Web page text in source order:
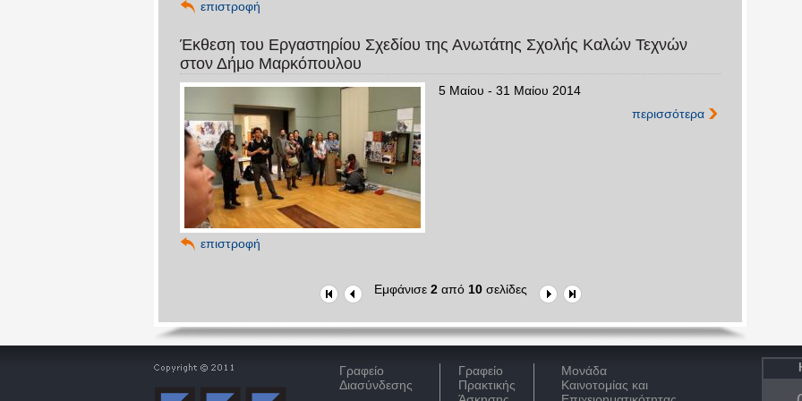
επιστροφή
Έκθεση του Εργαστηρίου Σχεδίου της Ανωτάτης Σχολής Καλών Τεχνών
στον Δήμο Μαρκόπουλου
5 Μαίου - 31 Μαίου 2014
περισσότερα
επιστροφή
Εμφάνισε 2από 10σελίδες
Γραφείο
Διασύνδεσης
Γραφείο
Πρακτικής
Μονάδα
Καινοτομίας και